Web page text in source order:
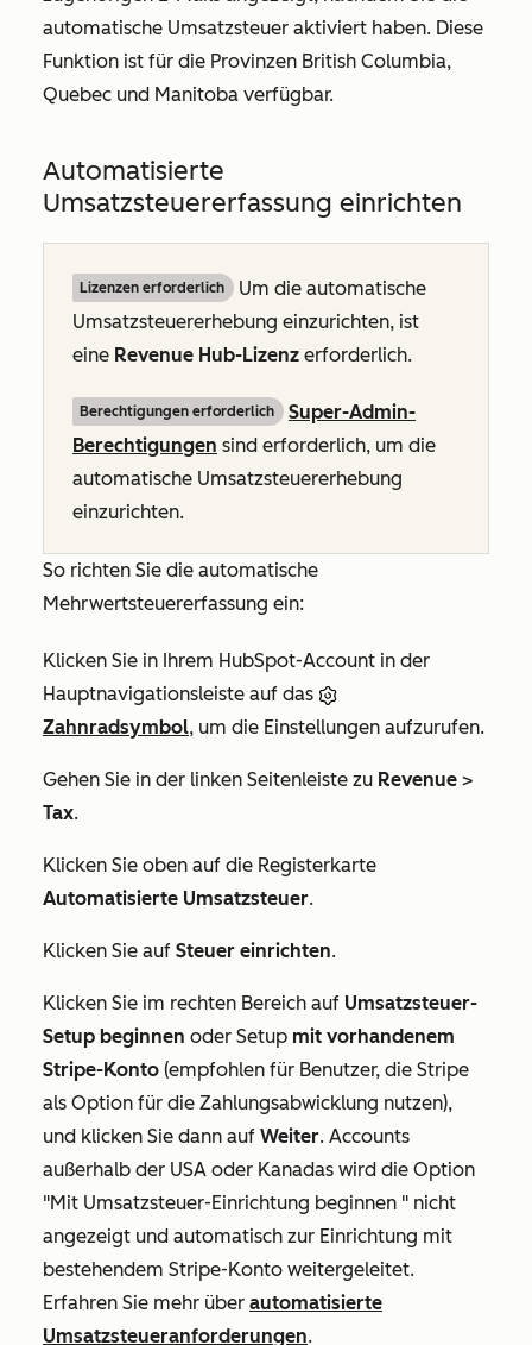
automatische Umsatzsteuer aktiviert haben. Diese
Funktion ist für die Provinzen British Columbia,
Quebec und Manitoba verfügbar.
Automatisierte
Umsatzsteuererfassung einrichten
Lizenzen erforderlich
Um die automatische
Umsatzsteuererhebung einzurichten, ist
eine Revenue Hub-Lizenz erforderlich.
Berechtigungen erforderlich
Super-Admin-
Berechtigungen sind erforderlich, um die
automatische Umsatzsteuererhebung
einzurichten.
So richten Sie die automatische
Mehrwertsteuererfassung ein:
Klicken Sie in Ihrem HubSpot-Account in der
Hauptnavigationsleiste auf das
Zahnradsymbol, um die Einstellungen aufzurufen.
Gehen Sie in der linken Seitenleiste zu Revenue >
Tax.
Klicken Sie oben auf die Registerkarte
Automatisierte Umsatzsteuer.
Klicken Sie auf Steuer einrichten.
Klicken Sie im rechten Bereich auf Umsatzsteuer-
Setup beginnen oder Setup mit vorhandenem
Stripe-Konto (empfohlen für Benutzer, die Stripe
als Option für die Zahlungsabwicklung nutzen),
und klicken Sie dann auf Weiter. Accounts
außerhalb der USA oder Kanadas wird die Option
"Mit Umsatzsteuer-Einrichtung beginnen " nicht
angezeigt und automatisch zur Einrichtung mit
bestehendem Stripe-Konto weitergeleitet.
Erfahren Sie mehr über automatisierte
Umsatzsteueranforderungen.